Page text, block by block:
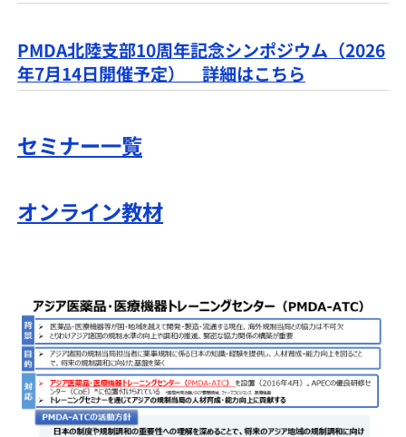
PMDA北陸支部10周年記念シンポジウム（2026
年7月14日開催予定） 詳細はこちら
セミナー一覧
オンライン教材